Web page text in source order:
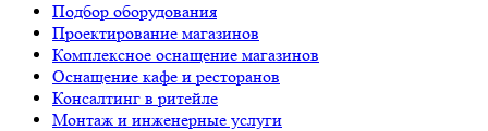
Подбор оборудования
Проектирование магазинов
Комплексное оснащение магазинов
Оснащение кафе и ресторанов
Консалтинг в ритейле
Монтаж и инженерные услуги